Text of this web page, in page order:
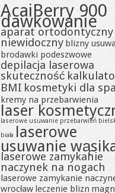
AcaiBerry 900
dawkowanie
aparat ortodontyczny
niewidoczny blizny
brodawki podeszwowe
depilacja laserowa
skuteczność
BMI kosmetyki dla
kremy na przebarwienia
laser
laserowe usuwanie przebarwień
biała laserowe
usuwanie
laserowe zamykanie
naczynek na nogach
laserowe zamykanie
wrocław leczenie blizn